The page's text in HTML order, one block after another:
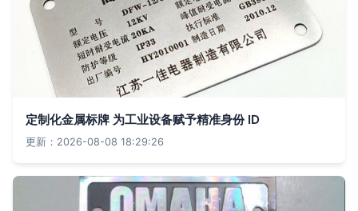
定制化金属标牌 为工业设备赋予精准身份 ID
更新：2026-08-08 18:29:26